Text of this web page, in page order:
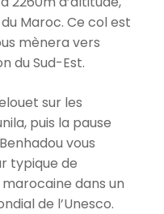
Maroc. Ce col est
mènera vers
du Sud-Est.
sur les
puis la pause
vous
typique de
dans un
de l’Unesco.